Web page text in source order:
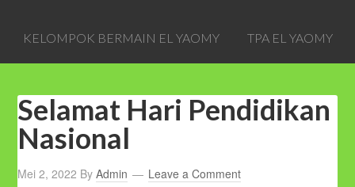
KELOMPOK BERMAIN EL YAOMY TPA EL YAOMY
Selamat Hari Pendidikan
Nasional
Mei 2, 2022 ByAdmin Leave a Comment